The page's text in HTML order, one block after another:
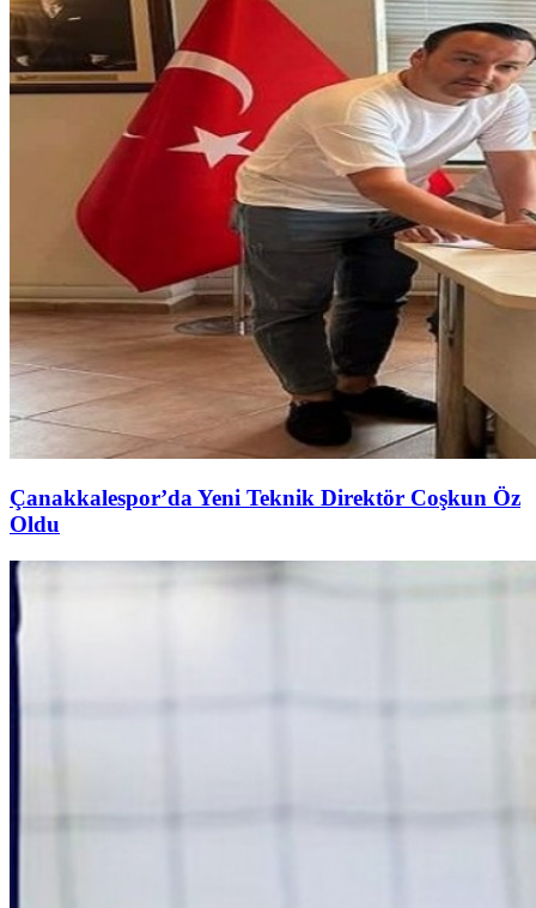
Çanakkalespor’da Yeni Teknik Direktör Coşkun Öz
Oldu